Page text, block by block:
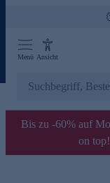
Menü Ansicht
Bis zu -60% auf
on top!